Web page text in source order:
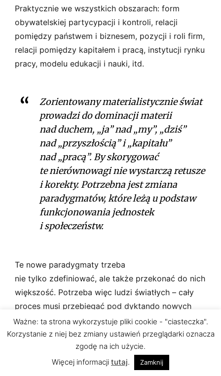
Praktycznie we wszystkich obszarach: form
obywatelskiej partycypacji i kontroli, relacji
pomiędzy państwem i biznesem, pozycji i roli firm,
relacji pomiędzy kapitałem i pracą, instytucji rynku
pracy, modelu edukacji i nauki, itd.
Zorientowany materialistycznie świat
prowadzi do dominacji materii
nad duchem, „ja” nad „my”, „dziś”
nad „przyszłością” i „kapitału”
nad „pracą”. By skorygować
te nierównowagi nie wystarczą retusze
i korekty. Potrzebna jest zmiana
paradygmatów, które leżą u podstaw
funkcjonowania jednostek
i społeczeństw.
Te nowe paradygmaty trzeba
nie tylko zdefiniować, ale także przekonać do nich
większość. Potrzeba więc ludzi światłych – cały
proces musi przebiegać pod dyktando nowych
liderów. Ludzi wewnętrznie zintegrowanych,
patrzących na świat w sposób dogłębny
i całościowy. Ludzi, którzy nie mają potrzeby
dominowania nad innymi. Ludzi stawiających
Ważne: ta strona wykorzystuje pliki cookie - "ciasteczka".
Korzystanie z niej bez zmiany ustawień przeglądarki oznacza
zgodę na ich użycie.
Więcej informacji tutaj. Zamknij